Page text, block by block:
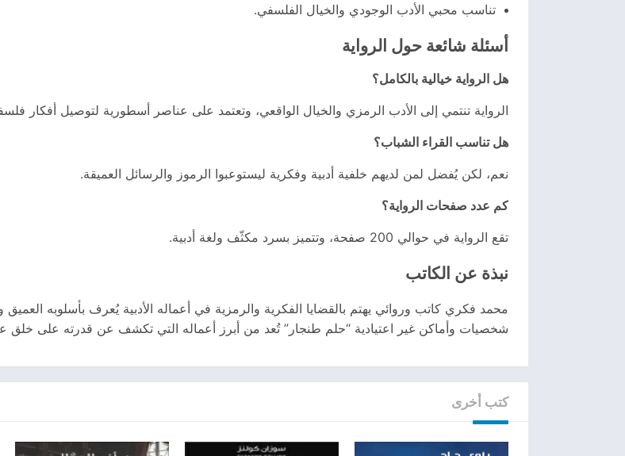
تناسب محبي الأدب الوجودي والخيال الفلسفي.
أسئلة شائعة حول الرواية
هل الرواية خيالية بالكامل؟
الرواية تنتمي إلى الأدب الرمزي والخيال الواقعي، وتعتمد على عناصر أسطورية لتوصيل أفكار
هل تناسب القراء الشباب؟
نعم، لكن يُفضل لمن لديهم خلفية أدبية وفكرية ليستوعبوا الرموز والرسائل العميقة.
كم عدد صفحات الرواية؟
تقع الرواية في حوالي 200 صفحة، وتتميز بسرد مكثّف ولغة أدبية.
نبذة عن الكاتب
محمد فكري كاتب وروائي يهتم بالقضايا الفكرية والرمزية في أعماله الأدبية يُعرف بأسلوبه العميق
شخصيات وأماكن غير اعتيادية “حلم طنجار” تُعد من أبرز أعماله التي تكشف عن قدرته على خلق
كتب أخرى